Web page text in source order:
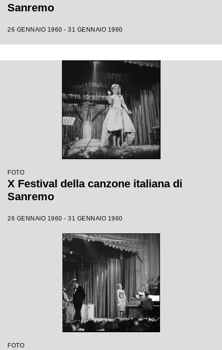
Sanremo
26 GENNAIO 1960 - 31 GENNAIO 1960
FOTO
X Festival della canzone italiana di
Sanremo
26 GENNAIO 1960 - 31 GENNAIO 1960
FOTO